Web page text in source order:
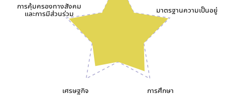
มาตรฐานความเป็นอยู่
การศึกษา
เศรษฐกิจ
การคุ้มครองทางสังคม
และการมีส่วนร่วม